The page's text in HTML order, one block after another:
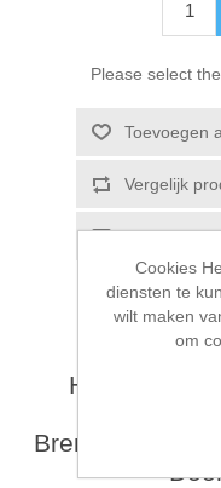
Please select
Toevoegen
Vergelijk
E-mail een
Hobbits
Breng Fantasie
Cookies
diensten te
wilt maken
om